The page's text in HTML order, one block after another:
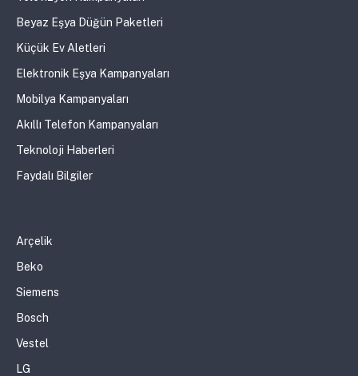
Beyaz Eşya Düğün Paketleri
Küçük Ev Aletleri
Elektronik Eşya Kampanyaları
Mobilya Kampanyaları
Akıllı Telefon Kampanyaları
Teknoloji Haberleri
Faydalı Bilgiler
Arçelik
Beko
Siemens
Bosch
Vestel
LG